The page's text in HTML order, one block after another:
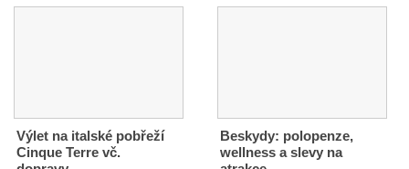
Výlet na italské pobřeží
Cinque Terre vč.
Beskydy: polopenze,
wellness a slevy na